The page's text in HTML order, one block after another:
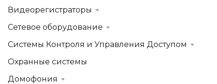
Видеорегистраторы
Сетевое оборудование
Системы Контроля и Управления Доступом
Охранные системы
Домофония